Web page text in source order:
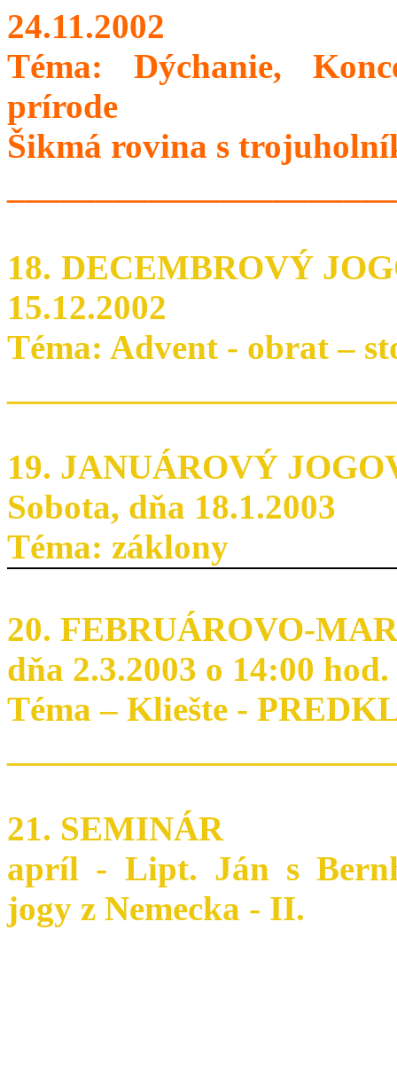
24.11.2002
Téma: Dýchanie,
prírode
Šikmá rovina s
18. DECEMBROVÝ
15.12.2002
Téma: Advent - obrat –
19. JANUÁROVÝ
Sobota, dňa 18.1.2003
Téma: záklony
20. FEBRUÁROVO-
dňa 2.3.2003 o 14:00 hod.
Téma – Kliešte -
21. SEMINÁR
apríl - Lipt. Ján s
jogy z Nemecka - II.